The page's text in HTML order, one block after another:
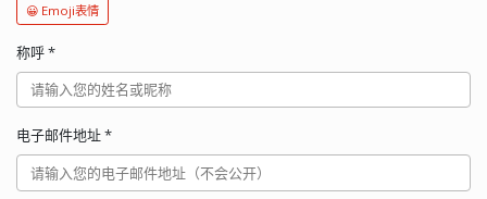
😀 Emoji表情
称呼*
电子邮件地址*